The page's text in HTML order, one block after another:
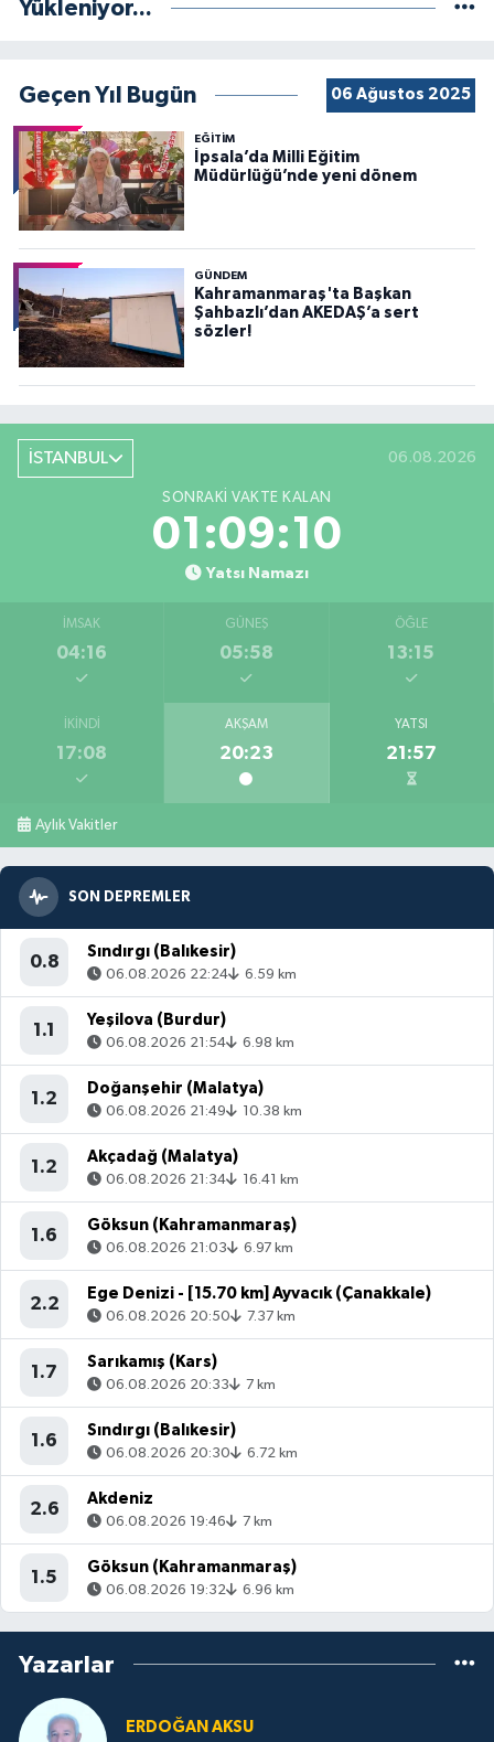
Yükleniyor...
Geçen Yıl Bugün 06 Ağustos 2025
EĞİTİM
İpsala’da Milli Eğitim
Müdürlüğü’nde yeni dönem
GÜNDEM
Kahramanmaraş'ta Başkan
Şahbazlı’dan AKEDAŞ’a sert
sözler!
İSTANBUL 06.08.2026
SONRAKI VAKTE KALAN
01:09:08
Yatsı Namazı
İMSAK
04:16
GÜNEŞ
05:58
ÖĞLE
13:15
İKINDI
17:08
AKŞAM
20:23
YATSI
21:57
Aylık Vakitler
SON DEPREMLER
0.8
Sındırgı (Balıkesir)
06.08.2026 22:24 6.59 km
1.1
Yeşilova (Burdur)
06.08.2026 21:54 6.98 km
1.2
Doğanşehir (Malatya)
06.08.2026 21:49 10.38 km
1.2
Akçadağ (Malatya)
06.08.2026 21:34 16.41 km
1.6
Göksun (Kahramanmaraş)
06.08.2026 21:03 6.97 km
2.2
Ege Denizi - [15.70 km] Ayvacık (Çanakkale)
06.08.2026 20:50 7.37 km
1.7
Sarıkamış (Kars)
06.08.2026 20:33 7 km
1.6
Sındırgı (Balıkesir)
06.08.2026 20:30 6.72 km
2.6
Akdeniz
06.08.2026 19:46 7 km
1.5
Göksun (Kahramanmaraş)
06.08.2026 19:32 6.96 km
Yazarlar
ERDOĞAN AKSU